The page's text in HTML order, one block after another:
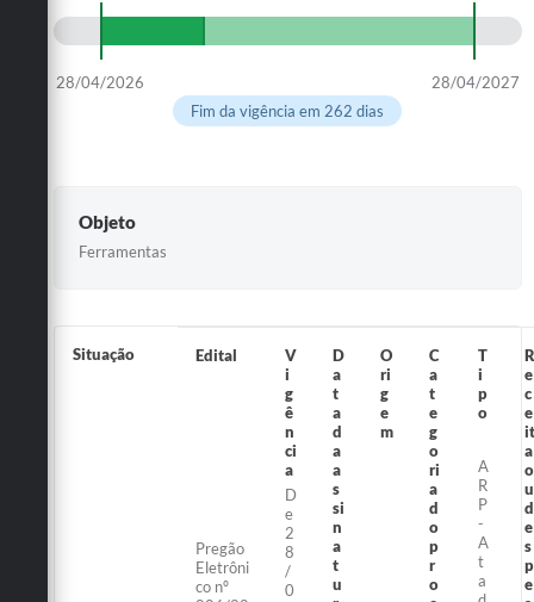
28/04/2026
28/04/2027
Fim da vigência em 262 dias
Objeto
Ferramentas
Situação Edital
Pregão
Eletrôni
co nº
V
i
g
ê
n
ci
a
D
e
2
8
/
0
D
a
t
a
d
a
a
s
si
n
a
t
u
O
ri
g
e
m
C
a
t
e
g
o
ri
a
d
o
p
r
o
T
i
p
o
A
R
P
-
A
t
a
R
e
c
e
it
a
o
u
d
e
s
p
e